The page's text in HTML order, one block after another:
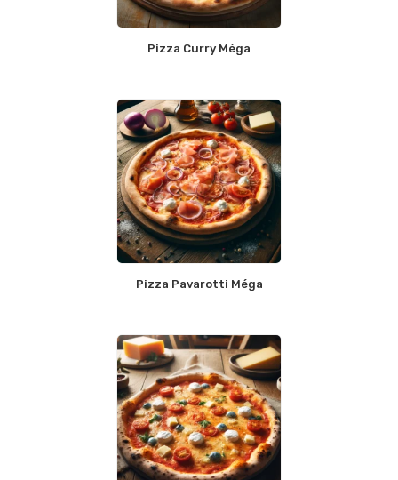
Pizza Curry Méga
Pizza Pavarotti Méga